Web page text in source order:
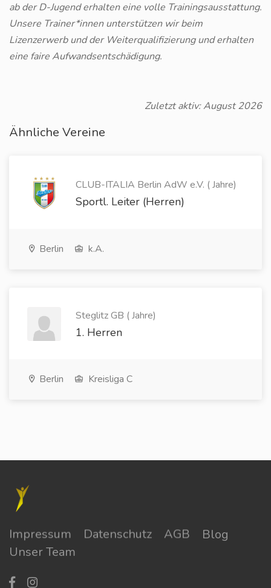
ab der D-Jugend erhalten eine volle Trainingsausstattung.
Unsere Trainer*innen unterstützen wir beim
Lizenzerwerb und der Weiterqualifizierung und erhalten
eine faire Aufwandsentschädigung.
Zuletzt aktiv: August 2026
Ähnliche Vereine
CLUB-ITALIA Berlin AdW e.V. ( Jahre)
Sportl. Leiter (Herren)
Berlin k.A.
Steglitz GB ( Jahre)
1. Herren
Berlin Kreisliga C
Impressum Datenschutz AGB
Blog
Unser Team